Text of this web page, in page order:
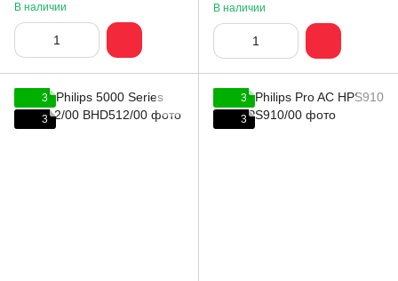
В наличии В наличии
3
3
3
3